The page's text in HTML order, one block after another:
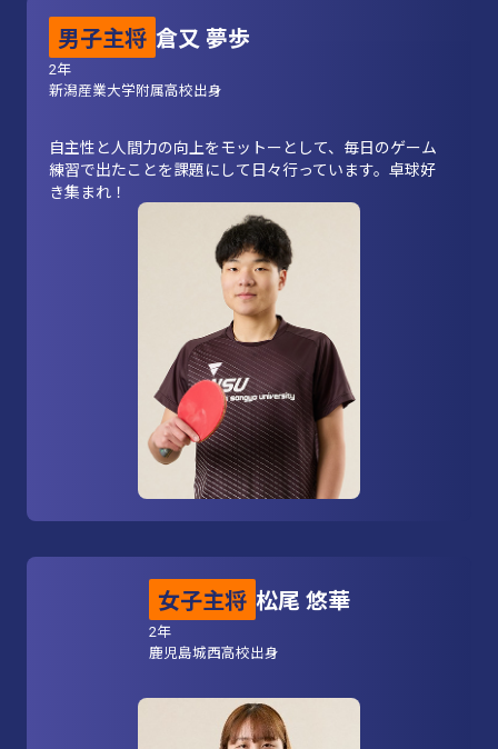
男子主将 倉又 夢歩
2年
新潟産業大学附属高校出身
自主性と人間力の向上をモットーとして、毎日のゲーム
練習で出たことを課題にして日々行っています。卓球好
き集まれ！
女子主将 松尾 悠華
2年
鹿児島城西高校出身